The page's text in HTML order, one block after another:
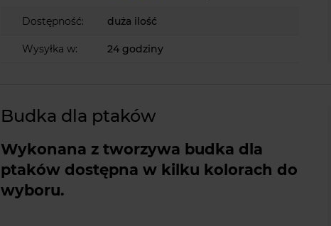
Dostępność: duża ilość
Wysyłka w: 24 godziny
Budka dla ptaków
Wykonana z tworzywa budka dla
ptaków dostępna w kilku kolorach do
wyboru.